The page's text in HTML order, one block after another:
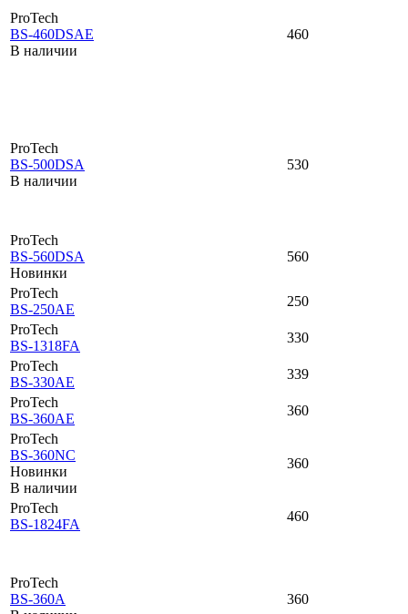
ProTech
BS-460DSAE
В наличии
460
ProTech
BS-500DSA
В наличии
530
ProTech
BS-560DSA
Новинки
560
ProTech
BS-250AE
250
ProTech
BS-1318FA
330
ProTech
BS-330AE
339
ProTech
BS-360AE
360
ProTech
BS-360NC
Новинки
В наличии
360
ProTech
BS-1824FA
460
ProTech
BS-360A
360